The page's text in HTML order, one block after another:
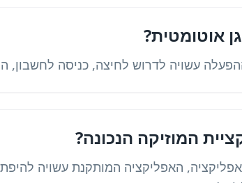
אוטומטית?
עשויה לדרוש לחיצה, כניסה לחשבון,
המוזיקה הנכונה?
האפליקציה המותקנת עשויה